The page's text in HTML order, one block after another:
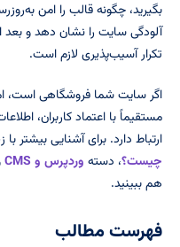
بگیرید، چگونه قالب را امن
آلودگی سایت را نشان دهد و بعد
تکرار آسیب‌پذیری لازم است.
اگر سایت شما فروشگاهی
مستقیماً با اعتماد کاربران،
ارتباط دارد. برای آشنایی بیشتر
چیست؟، دسته وردپرس و CMS
هم ببینید.
فهرست مطالب